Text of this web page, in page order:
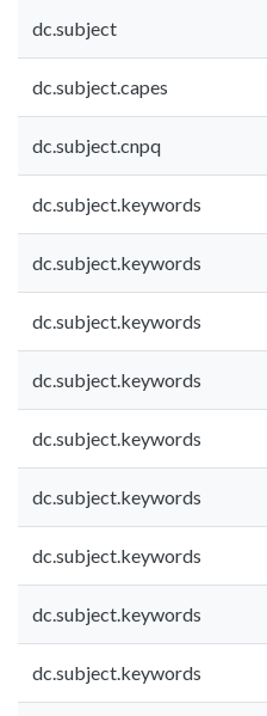
dc.subject
dc.subject.capes
dc.subject.cnpq
dc.subject.keywords
dc.subject.keywords
dc.subject.keywords
dc.subject.keywords
dc.subject.keywords
dc.subject.keywords
dc.subject.keywords
dc.subject.keywords
dc.subject.keywords